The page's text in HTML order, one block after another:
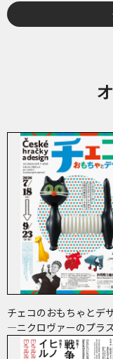
チェコのおもちゃとデ
―ニクロヴァーのプラ
ク・トイから現代作家